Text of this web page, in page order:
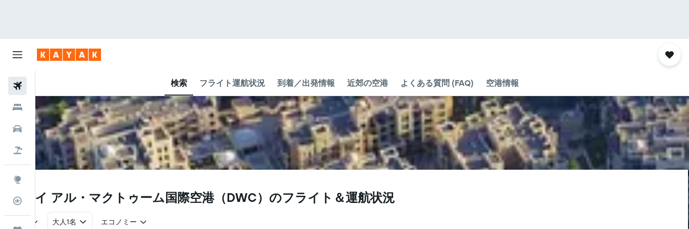
検索 フライト運航状況 到着／出発情報 近郊の空港 よくある質問 (FAQ) 空港情報
ホテル
レンタカー
航空券+ホテル
フライトトラッカー
DWC
ドバイ アル・マクトゥーム国際空港​（DWC​）のフライト＆運航状況
大人1名 エコノミー